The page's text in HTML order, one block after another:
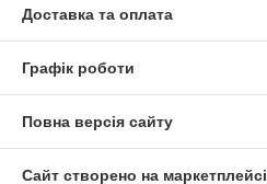
Доставка та оплата
Графік роботи
Повна версія сайту
Сайт створено на маркетплейсі